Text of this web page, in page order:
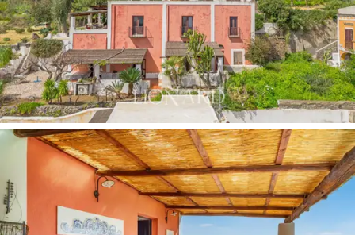
別墅外環繞著4,000 平方公尺的繁茂花園，花園裡
瀰漫著橄欖樹、龍舌蘭和夾竹桃的香氣，營造出
神奇而獨特的氛圍。幾個全景露台和兩個有頂棚
的大門廊，其中一個設有室外廚房、燒烤區和燃
木烤箱，為放鬆和舉辦清淡午餐或大型晚餐和露
天品嚐提供了理想的空間，環境神奇而迷人如風
海。這個奇妙的私人公園內設有一個設計師設計
的游泳池，周圍有一個巨大的石頭日光浴區，是
享受放鬆和幸福時刻的理想場所，同時享受從西
西里海海岸升起的有益健康的空氣。